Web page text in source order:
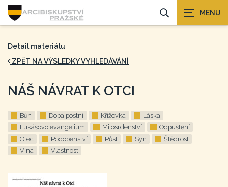
Detail materiálu
ZPĚT NA VÝSLEDKY VYHLEDÁVÁNÍ
NÁŠ NÁVRAT K OTCI
Bůh Doba postní Křížovka
Láska
Lukášovo evangelium
Milosrdenství
Odpuštění
Otec
Podobenství Půst Syn
Štědrost
Vina
Vlastnost